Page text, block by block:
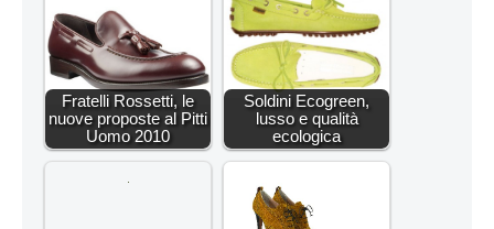
Fratelli Rossetti, le
nuove proposte al Pitti
Uomo 2010
Soldini Ecogreen,
lusso e qualità
ecologica